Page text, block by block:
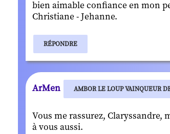
bien aimable confiance en mon
Christiane - Jehanne.
RÉPONDRE
ArMen AMBOR LE LOUP VAINQUEUR
Vous me rassurez,
à vous aussi.